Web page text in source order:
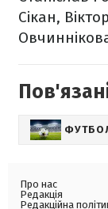
Сікан,
Про нас
Редакція
Редакційна